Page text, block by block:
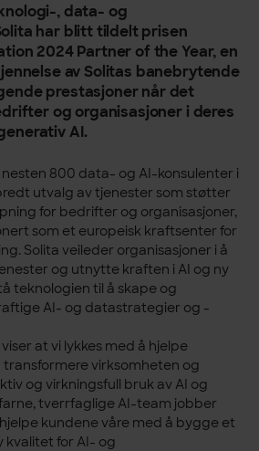
, data- og
har blitt tildelt prisen
2024 Partner of the Year, en
av Solitas banebrytende
prestasjoner når det
og organisasjoner i deres
AI.
800 data- og AI-konsulenter i
utvalg av tjenester som støtter
for bedrifter og organisasjoner,
som et europeisk kraftsenter for
Solita veileder organisasjoner i å
og utnytte kraften i AI og ny
teknologien til å skape og
AI- og datastrategier og -
at vi lykkes med å hjelpe
transformere virksomheten og
og virkningsfull bruk av AI og
tverrfaglige AI-team jobber
kundene våre med å bygge et
kvalitet for AI- og